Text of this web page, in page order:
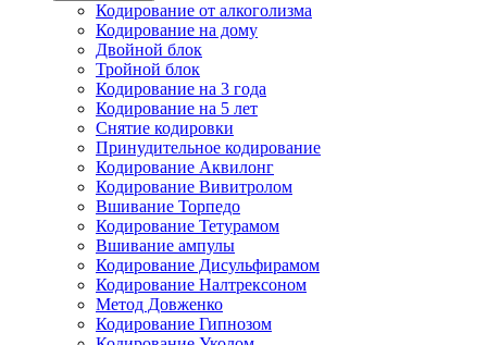
Кодирование от алкоголизма
Кодирование на дому
Двойной блок
Тройной блок
Кодирование на 3 года
Кодирование на 5 лет
Снятие кодировки
Принудительное кодирование
Кодирование Аквилонг
Кодирование Вивитролом
Вшивание Торпедо
Кодирование Тетурамом
Вшивание ампулы
Кодирование Дисульфирамом
Кодирование Налтрексоном
Метод Довженко
Кодирование Гипнозом